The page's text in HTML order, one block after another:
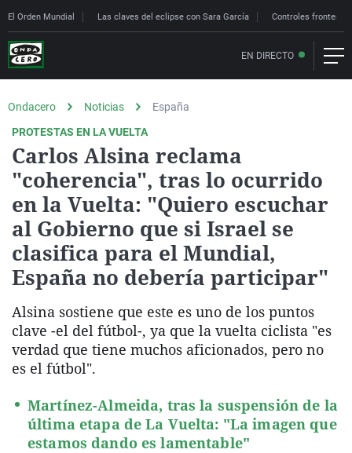
El Orden Mundial Las claves del eclipse con Sara García Controles
EN DIRECTO
Ondacero Noticias
España
PROTESTAS EN LA VUELTA
Carlos Alsina reclama
"coherencia", tras lo ocurrido
en la Vuelta: "Quiero escuchar
al Gobierno que si Israel se
clasifica para el Mundial,
España no debería participar"
Alsina sostiene que este es uno de los puntos
clave -el del fútbol-, ya que la vuelta ciclista "es
verdad que tiene muchos aficionados, pero no
es el fútbol".
Martínez-Almeida, tras la suspensión de la
última etapa de La Vuelta: "La imagen que
estamos dando es lamentable"